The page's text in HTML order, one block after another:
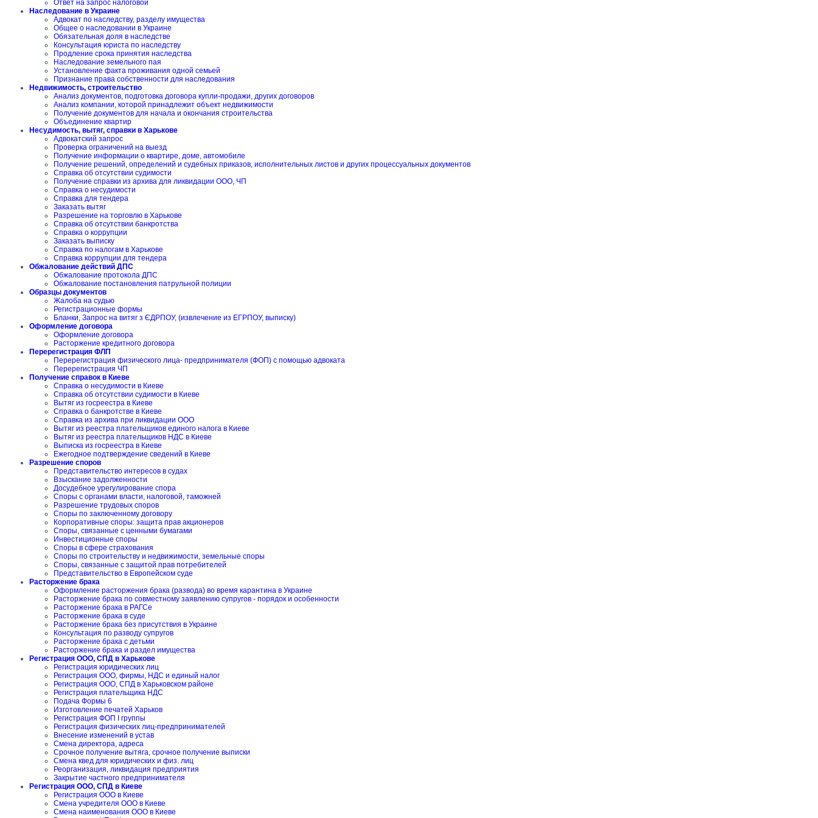
Ответ на запрос налоговой
Наследование в Украине
Адвокат по наследству, разделу имущества
Общее о наследовании в Украине
Обязательная доля в наследстве
Консультация юриста по наследству
Продление срока принятия наследства
Наследование земельного пая
Установление факта проживания одной семьей
Признание права собственности для наследования
Недвижимость, строительство
Анализ документов, подготовка договора купли-продажи, других договоров
Анализ компании, которой принадлежит объект недвижимости
Получение документов для начала и окончания строительства
Объединение квартир
Несудимость, вытяг, справки в Харькове
Адвокатский запрос
Проверка ограничений на выезд
Получение информации о квартире, доме, автомобиле
Получение решений, определений и судебных приказов, исполнительных листов и других процессуальных документов
Справка об отсутствии судимости
Получение справки из архива для ликвидации ООО, ЧП
Справка о несудимости
Справка для тендера
Заказать вытяг
Разрешение на торговлю в Харькове
Справка об отсутствии банкротства
Справка о коррупции
Заказать выписку
Справка по налогам в Харькове
Справка коррупции для тендера
Обжалование действий ДПС
Обжалование протокола ДПС
Обжалование постановления патрульной полиции
Образцы документов
Жалоба на судью
Регистрационные формы
Бланки, Запрос на витяг з ЄДРПОУ, (извлечение из ЕГРПОУ, выписку)
Оформление договора
Оформление договора
Расторжение кредитного договора
Перерегистрация ФЛП
Перерегистрация физического лица- предпринимателя (ФОП) с помощью адвоката
Перерегистрация ЧП
Получение справок в Киеве
Справка о несудимости в Киеве
Справка об отсутствии судимости в Киеве
Вытяг из госреестра в Киеве
Справка о банкротстве в Киеве
Справка из архива при ликвидации ООО
Вытяг из реестра плательщиков единого налога в Киеве
Вытяг из реестра плательщиков НДС в Киеве
Выписка из госреестра в Киеве
Ежегодное подтверждение сведений в Киеве
Разрешение споров
Представительство интересов в судах
Взыскание задолженности
Досудебное урегулирование спора
Споры с органами власти, налоговой, таможней
Разрешение трудовых споров
Споры по заключенному договору
Корпоративные споры: защита прав акционеров
Споры, связанные с ценными бумагами
Инвестиционные споры
Споры в сфере страхования
Споры по строительству и недвижимости, земельные споры
Споры, связанные с защитой прав потребителей
Представительство в Европейском суде
Расторжение брака
Оформление расторжения брака (развода) во время карантина в Украине
Расторжение брака по совместному заявлению супругов - порядок и особенности
Расторжение брака в РАГСе
Расторжение брака в суде
Расторжение брака без присутствия в Украине
Консультация по разводу супругов
Расторжение брака с детьми
Расторжение брака и раздел имущества
Регистрация ООО, СПД в Харькове
Регистрация юридических лиц
Регистрация ООО, фирмы, НДС и единый налог
Регистрация ООО, СПД в Харьковском районе
Регистрация плательщика НДС
Подача Формы 6
Изготовление печатей Харьков
Регистрация ФОП I группы
Регистрация физических лиц-предпринимателей
Внесение изменений в устав
Смена директора, адреса
Срочное получение вытяга, срочное получение выписки
Смена квед для юридических и физ. лиц
Реорганизация, ликвидация предприятия
Закрытие частного предпринимателя
Регистрация ООО, СПД в Киеве
Регистрация ООО в Киеве
Смена учредителя ООО в Киеве
Смена наименования ООО в Киеве